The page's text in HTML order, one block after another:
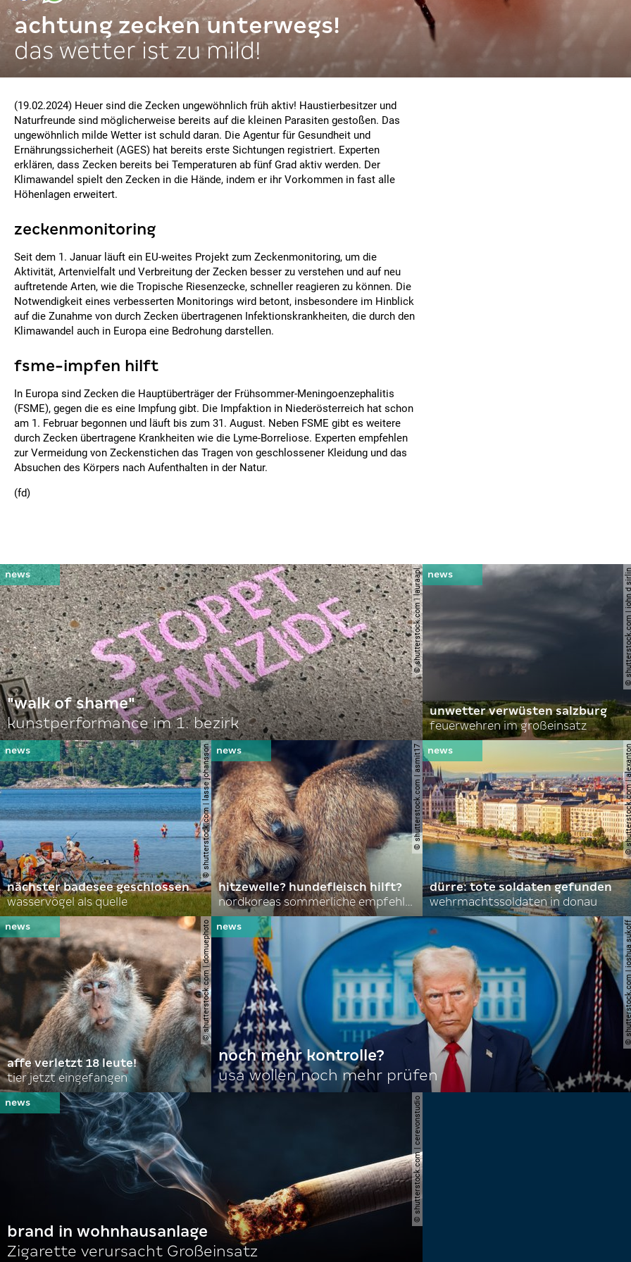
achtung zecken unterwegs!
das wetter ist zu mild!
(19.02.2024) Heuer sind die Zecken ungewöhnlich früh aktiv! Haustierbesitzer und
Naturfreunde sind möglicherweise bereits auf die kleinen Parasiten gestoßen. Das
ungewöhnlich milde Wetter ist schuld daran. Die Agentur für Gesundheit und
Ernährungssicherheit (AGES) hat bereits erste Sichtungen registriert. Experten
erklären, dass Zecken bereits bei Temperaturen ab fünf Grad aktiv werden. Der
Klimawandel spielt den Zecken in die Hände, indem er ihr Vorkommen in fast alle
Höhenlagen erweitert.
zeckenmonitoring
Seit dem 1. Januar läuft ein EU-weites Projekt zum Zeckenmonitoring, um die
Aktivität, Artenvielfalt und Verbreitung der Zecken besser zu verstehen und auf neu
auftretende Arten, wie die Tropische Riesenzecke, schneller reagieren zu können. Die
Notwendigkeit eines verbesserten Monitorings wird betont, insbesondere im Hinblick
auf die Zunahme von durch Zecken übertragenen Infektionskrankheiten, die durch den
Klimawandel auch in Europa eine Bedrohung darstellen.
fsme-impfen hilft
In Europa sind Zecken die Hauptüberträger der Frühsommer-Meningoenzephalitis
(FSME), gegen die es eine Impfung gibt. Die Impfaktion in Niederösterreich hat schon
am 1. Februar begonnen und läuft bis zum 31. August. Neben FSME gibt es weitere
durch Zecken übertragene Krankheiten wie die Lyme-Borreliose. Experten empfehlen
zur Vermeidung von Zeckenstichen das Tragen von geschlossener Kleidung und das
Absuchen des Körpers nach Aufenthalten in der Natur.
(fd)
© shutterstock.com | lauraapl
"walk of shame"
kunstperformance im 1. bezirk
©
unwetter verwüsten salzburg
feuerwehren im großeinsatz
© shutterstock.com | lasse johansson
nächster badesee geschlossen
wasservögel als quelle
© shutterstock.com | asmit17
hitzewelle? hundefleisch hilft?
nordkoreas sommerliche empfehlungen
©
dürre: tote soldaten gefunden
wehrmachtssoldaten in donau
© shutterstock.com | domuephoto
affe verletzt 18 leute!
tier jetzt eingefangen
©
noch mehr kontrolle?
usa wollen noch mehr prüfen
© shutterstock.com | cerevonstudio
brand in wohnhausanlage
Zigarette verursacht Großeinsatz